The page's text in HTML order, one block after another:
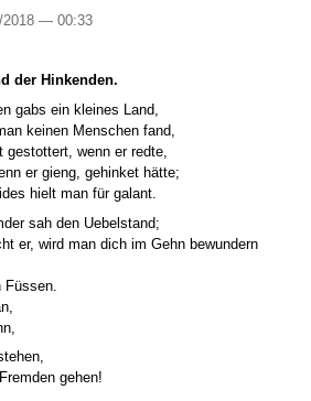
2018 — 00:33
der Hinkenden.
gabs ein kleines Land,
keinen Menschen fand,
gestottert, wenn er redte,
er gieng, gehinket hätte;
hielt man für galant.
sah den Uebelstand;
er, wird man dich im Gehn bewundern
gehen!